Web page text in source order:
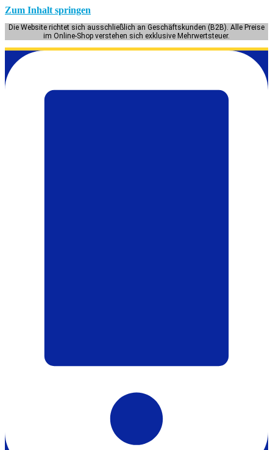
Zum Inhalt springen
Die Website richtet sich ausschließlich an Geschäftskunden (B2B). Alle Preise
im Online-Shop verstehen sich exklusive Mehrwertsteuer.